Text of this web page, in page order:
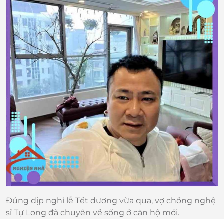
Đúng dịp nghỉ lễ Tết dương vừa qua, vợ chồng nghệ
sĩ Tự Long đã chuyển về sống ở căn hộ mới.